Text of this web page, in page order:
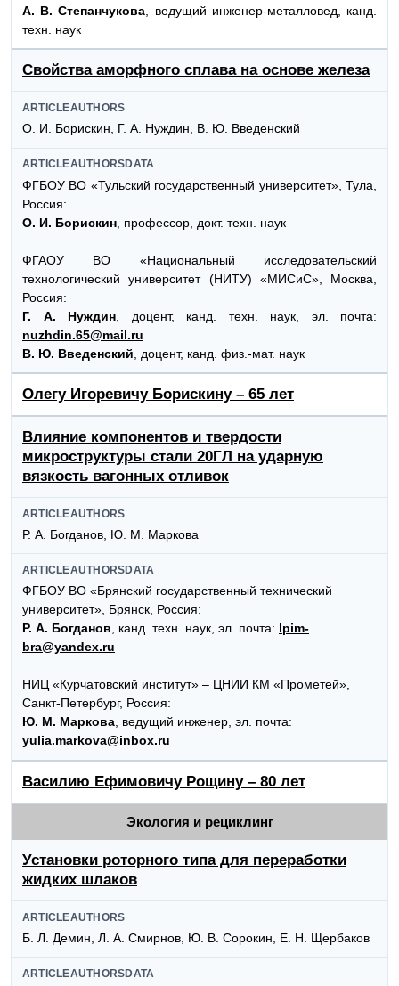
А. В. Степанчукова , ведущий инженер-металловед, канд.
техн. наук
Свойства аморфного сплава на основе железа
ARTICLEAUTHORS
О. И. Борискин, Г. А. Нуждин, В. Ю. Введенский
ARTICLEAUTHORSDATA
ФГБОУ ВО «Тульский государственный университет», Тула,
Россия:
О. И. Борискин , профессор, докт. техн. наук
ФГАОУ ВО «Национальный исследовательский
технологический университет (НИТУ) «МИСиС», Москва,
Россия:
Г. А. Нуждин , доцент, канд. техн. наук, эл. почта:
nuzhdin.65@mail.ru
В. Ю. Введенский , доцент, канд. физ.-мат. наук
Олегу Игоревичу Борискину – 65 лет
Влияние компонентов и твердости
микроструктуры стали 20ГЛ на ударную
вязкость вагонных отливок
ARTICLEAUTHORS
Р. А. Богданов, Ю. М. Маркова
ARTICLEAUTHORSDATA
ФГБОУ ВО «Брянский государственный технический
университет», Брянск, Россия:
Р. А. Богданов, канд. техн. наук, эл. почта: lpim-
bra@yandex.ru
НИЦ «Курчатовский институт» – ЦНИИ КМ «Прометей»,
Санкт-Петербург, Россия:
Ю. М. Маркова, ведущий инженер, эл. почта:
yulia.markova@inbox.ru
Василию Ефимовичу Рощину – 80 лет
Экология и рециклинг
Установки роторного типа для переработки
жидких шлаков
ARTICLEAUTHORS
Б. Л. Демин, Л. А. Смирнов, Ю. В. Сорокин, Е. Н. Щербаков
ARTICLEAUTHORSDATA